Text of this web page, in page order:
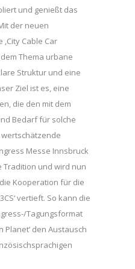
und genießt das
der neuen
Cable Car
dem Thema urbane
Struktur und eine
Ziel ist es, eine
die den mit dem
Bedarf für solche
Messe Innsbruck
Tradition und wird nun
Kooperation für die
vertieft. So kann die
Tagungsformat
Planet‘ den Austausch